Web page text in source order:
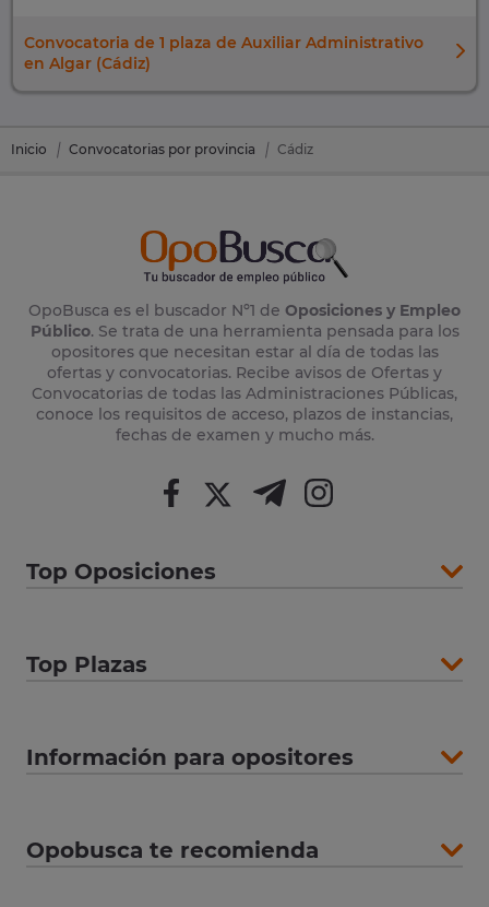
Convocatoria de 1 plaza de Auxiliar Administrativo
en Algar (Cádiz)
Inicio Convocatorias por provincia Cádiz
OpoBusca es el buscador Nº1 de Oposiciones y Empleo
Público. Se trata de una herramienta pensada para los
opositores que necesitan estar al día de todas las
ofertas y convocatorias. Recibe avisos de Ofertas y
Convocatorias de todas las Administraciones Públicas,
conoce los requisitos de acceso, plazos de instancias,
fechas de examen y mucho más.
Top Oposiciones
Top Plazas
Información para opositores
Opobusca te recomienda